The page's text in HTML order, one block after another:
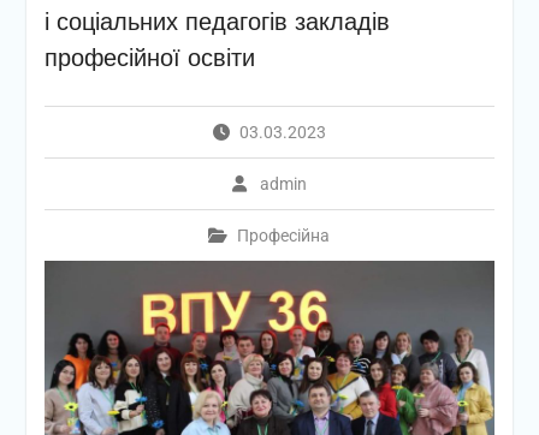
і соціальних педагогів закладів
професійної освіти
03.03.2023
admin
Професійна